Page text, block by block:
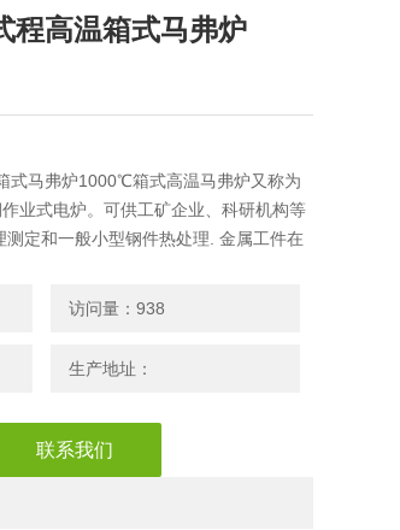
程高温箱式马弗炉
式马弗炉1000℃箱式高温马弗炉又称为
业式电炉。可供工矿企业、科研机构等
定和一般小型钢件热处理. 金属工件在
访问量：938
生产地址：
联系我们